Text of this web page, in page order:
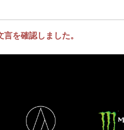
を確認しました。